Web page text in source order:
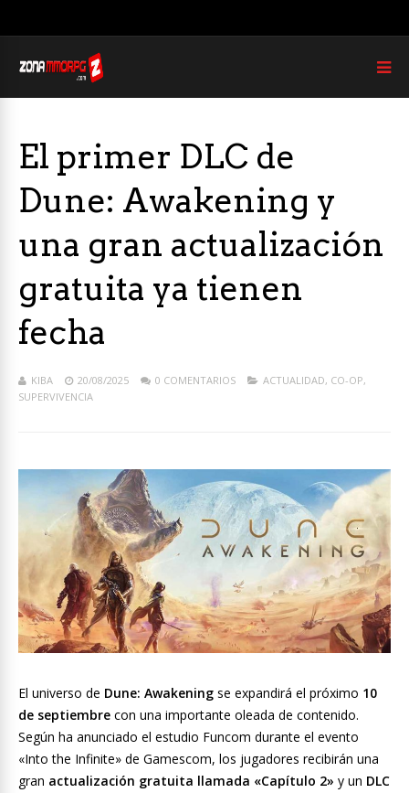
El primer DLC de
Dune: Awakening y
una gran actualización
gratuita ya tienen
fecha
KIBA 20/08/2025 0 COMENTARIOS ACTUALIDAD, CO-OP,
SUPERVIVENCIA
El universo de Dune: Awakening se expandirá el próximo 10
de septiembre con una importante oleada de contenido.
Según ha anunciado el estudio Funcom durante el evento
«Into the Infinite» de Gamescom, los jugadores recibirán una
gran actualización gratuita llamada «Capítulo 2» y un DLC